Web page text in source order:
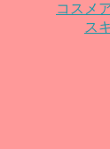
コスメ
ス